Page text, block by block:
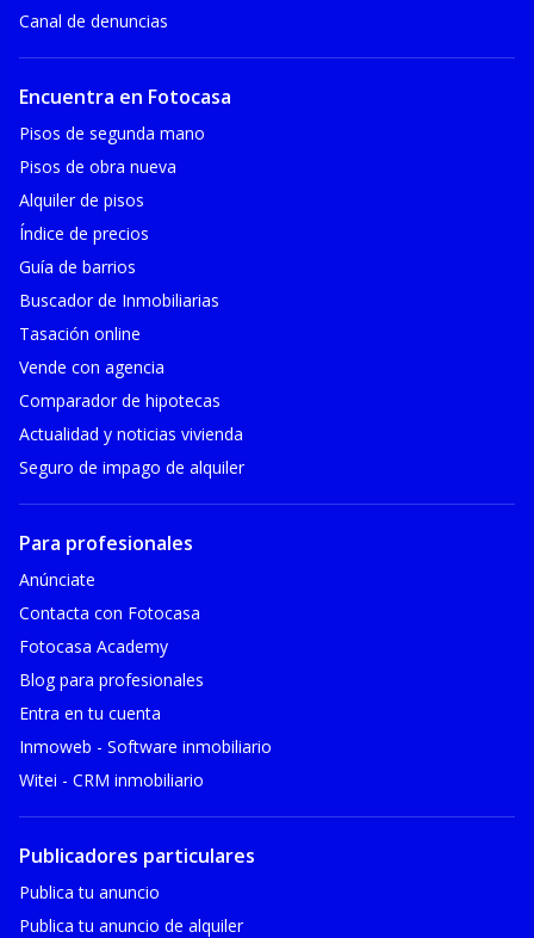
Canal de denuncias
Encuentra en Fotocasa
Pisos de segunda mano
Pisos de obra nueva
Alquiler de pisos
Índice de precios
Guía de barrios
Buscador de Inmobiliarias
Tasación online
Vende con agencia
Comparador de hipotecas
Actualidad y noticias vivienda
Seguro de impago de alquiler
Para profesionales
Anúnciate
Contacta con Fotocasa
Fotocasa Academy
Blog para profesionales
Entra en tu cuenta
Inmoweb - Software inmobiliario
Witei - CRM inmobiliario
Publicadores particulares
Publica tu anuncio
Publica tu anuncio de alquiler